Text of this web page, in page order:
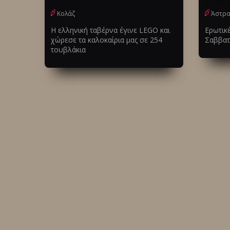
Κολάζ
Η ελληνική ταβέρνα έγινε LEGO και
χώρεσε τα καλοκαίρια μας σε 254
τουβλάκια